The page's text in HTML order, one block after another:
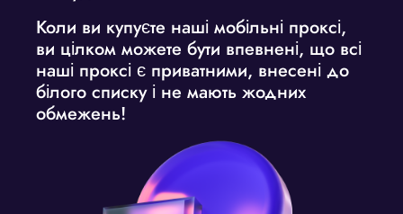
Коли ви купуєте наші мобільні проксі,
ви цілком можете бути впевнені, що всі
наші проксі є приватними, внесені до
білого списку і не мають жодних
обмежень!